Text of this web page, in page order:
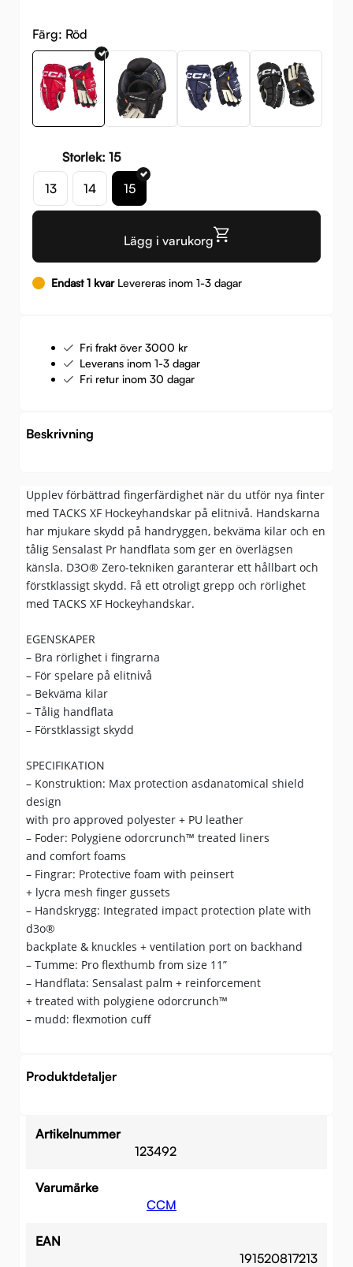
Färg: Röd
Storlek: 15
13
14 15
Lägg i varukorg
Endast 1 kvarLevereras inom 1-3 dagar
Fri frakt över 3000 kr
Leverans inom 1-3 dagar
Fri retur inom 30 dagar
Beskrivning
Upplev förbättrad fingerfärdighet när du utför nya finter
med TACKS XF Hockeyhandskar på elitnivå. Handskarna
har mjukare skydd på handryggen, bekväma kilar och en
tålig Sensalast Pr handflata som ger en överlägsen
känsla. D3O® Zero-tekniken garanterar ett hållbart och
förstklassigt skydd. Få ett otroligt grepp och rörlighet
med TACKS XF Hockeyhandskar.
EGENSKAPER
– Bra rörlighet i fingrarna
– För spelare på elitnivå
– Bekväma kilar
– Tålig handflata
– Förstklassigt skydd
SPECIFIKATION
– Konstruktion: Max protection asdanatomical shield
design
with pro approved polyester + PU leather
– Foder: Polygiene odorcrunch™ treated liners
and comfort foams
– Fingrar: Protective foam with peinsert
+ lycra mesh finger gussets
– Handskrygg: Integrated impact protection plate with
d3o®
backplate & knuckles + ventilation port on backhand
– Tumme: Pro flexthumb from size 11”
– Handflata: Sensalast palm + reinforcement
+ treated with polygiene odorcrunch™
– mudd: flexmotion cuff
Produktdetaljer
Artikelnummer
123492
Varumärke
CCM
EAN
191520817213